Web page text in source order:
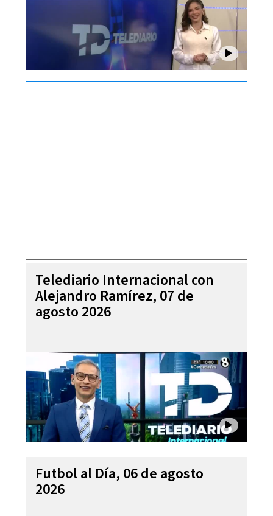
Telediario Internacional con
Alejandro Ramírez, 07 de
agosto 2026
Futbol al Día, 06 de agosto
2026